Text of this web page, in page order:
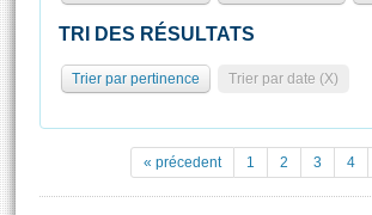
Pétitions
Statistiques et chiffres clés
Documents de référence
( Constitution | Règlement de l'Assemblée ... )
La Bibliothèque
TRI DES RÉSULTATS
Trier par pertinence Trier par date (X)
« précedent 1 2 3 4